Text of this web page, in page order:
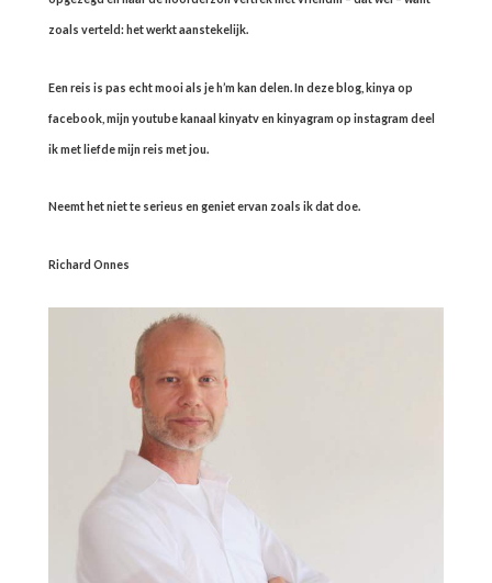
zoals verteld: het werkt aanstekelijk.
Een reis is pas echt mooi als je h’m kan delen. In deze blog, kinya op
facebook, mijn youtube kanaal kinyatv en kinyagram op instagram deel
ik met liefde mijn reis met jou.
Neemt het niet te serieus en geniet ervan zoals ik dat doe.
Richard Onnes